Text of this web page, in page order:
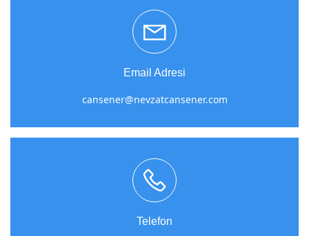
Email Adresi
cansener@nevzatcansener.com
Telefon